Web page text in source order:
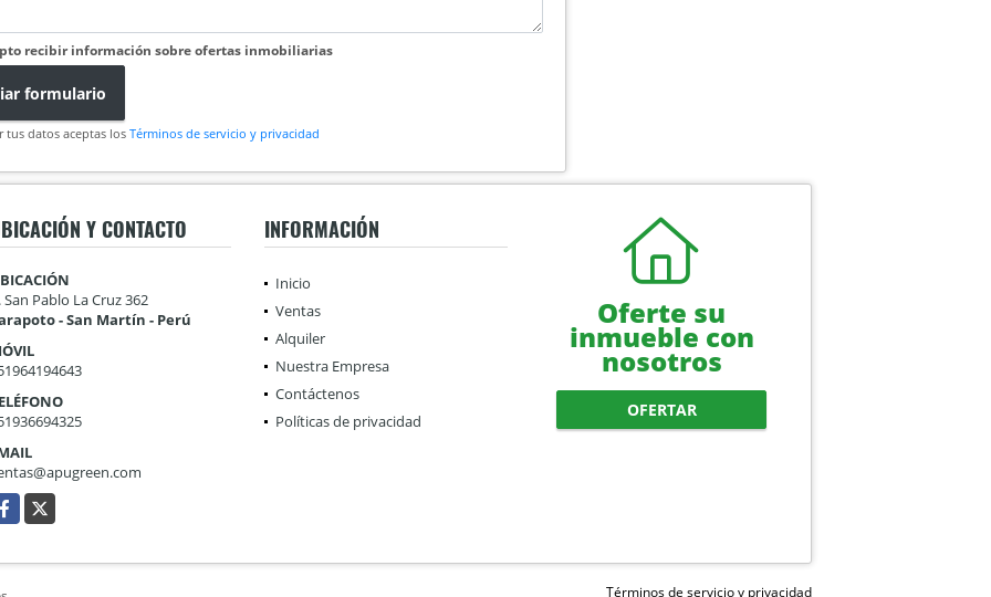
recibir información sobre ofertas inmobiliarias
formulario
tus datos aceptas los Términos de servicio y privacidad
Y CONTACTO
San Pablo La Cruz 362
- San Martín - Perú
X
INFORMACIÓN
Inicio
Ventas
Alquiler
Nuestra Empresa
Contáctenos
Políticas de privacidad
Oferte su
inmueble con
nosotros
OFERTAR
Términos de servicio y privacidad